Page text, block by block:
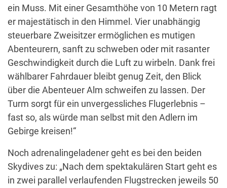
ein Muss. Mit einer Gesamthöhe von 10 Metern ragt
er majestätisch in den Himmel. Vier unabhängig
steuerbare Zweisitzer ermöglichen es mutigen
Abenteurern, sanft zu schweben oder mit rasanter
Geschwindigkeit durch die Luft zu wirbeln. Dank frei
wählbarer Fahrdauer bleibt genug Zeit, den Blick
über die Abenteuer Alm schweifen zu lassen. Der
Turm sorgt für ein unvergessliches Flugerlebnis –
fast so, als würde man selbst mit den Adlern im
Gebirge kreisen!“
Noch adrenalingeladener geht es bei den beiden
Skydives zu: „Nach dem spektakulären Start geht es
in zwei parallel verlaufenden Flugstrecken jeweils 50